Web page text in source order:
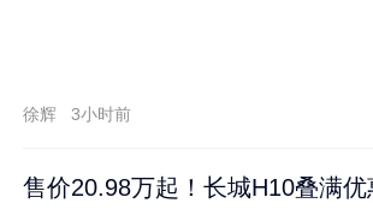
徐辉 3小时前
售价20.98万起！长城H10叠满